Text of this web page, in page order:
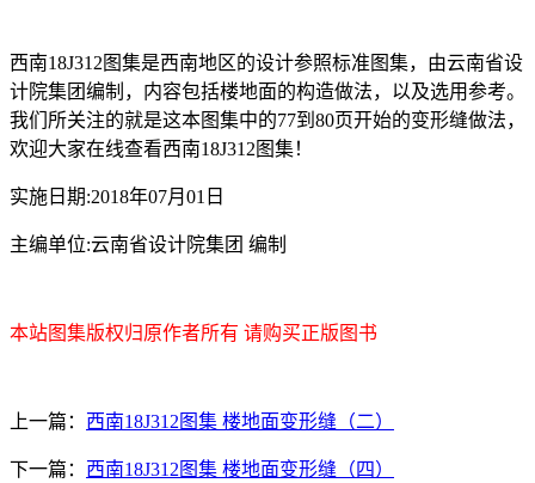
西南18J312图集是西南地区的设计参照标准图集，由云南省设
计院集团编制，内容包括楼地面的构造做法，以及选用参考。
我们所关注的就是这本图集中的77到80页开始的变形缝做法，
欢迎大家在线查看西南18J312图集！
实施日期:2018年07月01日
主编单位:云南省设计院集团 编制
本站图集版权归原作者所有 请购买正版图书
上一篇： 西南18J312图集 楼地面变形缝（二）
下一篇： 西南18J312图集 楼地面变形缝（四）